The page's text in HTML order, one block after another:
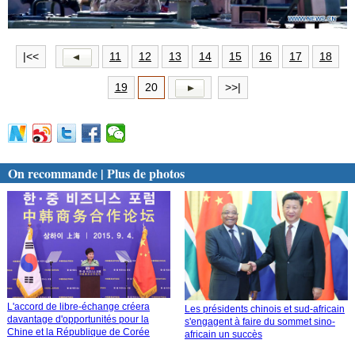
|<< 11 12 13 14 15 16 17 18
19 20 >>|
On recommande | Plus de photos
L'accord de libre-échange créera
davantage d'opportunités pour la
Chine et la République de Corée
Les présidents chinois et sud-africain
s'engagent à faire du sommet sino-
africain un succès